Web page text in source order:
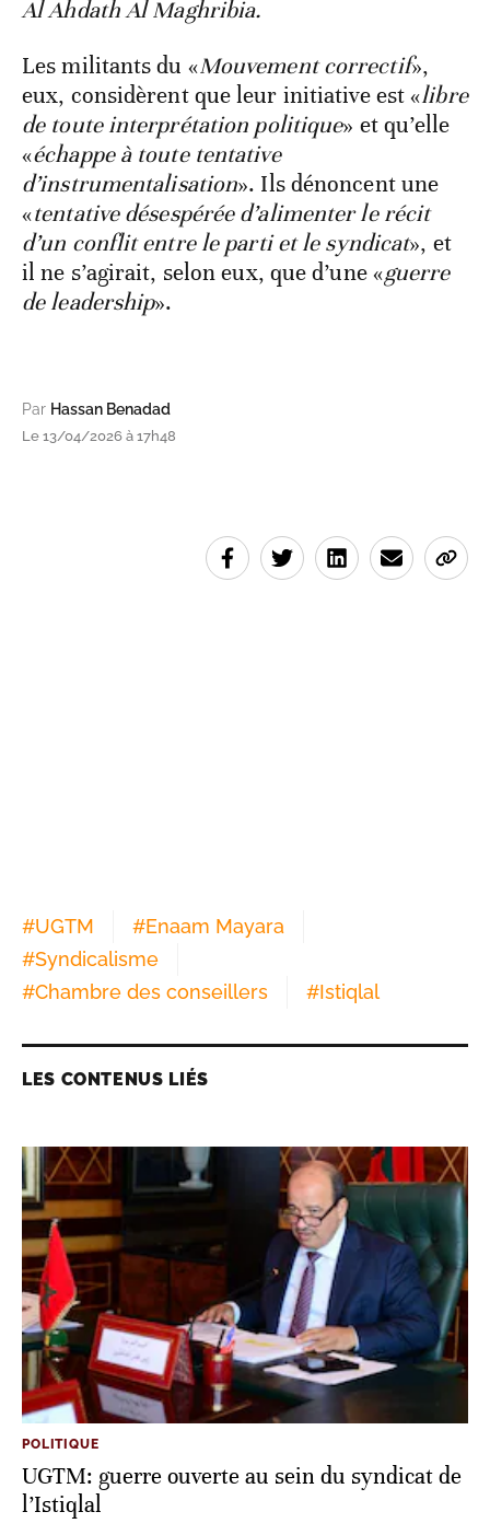
Al Ahdath Al Maghribia.
Les militants du «Mouvement correctif»,
eux, considèrent que leur initiative est «libre
de toute interprétation politique» et qu’elle
«échappe à toute tentative
d’instrumentalisation». Ils dénoncent une
«tentative désespérée d’alimenter le récit
d’un conflit entre le parti et le syndicat», et
il ne s’agirait, selon eux, que d’une «guerre
de leadership».
Par Hassan Benadad
Le 13/04/2026 à 17h48
#UGTM #Enaam Mayara
#Syndicalisme
#Chambre des conseillers #Istiqlal
LES CONTENUS LIÉS
POLITIQUE
UGTM: guerre ouverte au sein du syndicat de
l’Istiqlal